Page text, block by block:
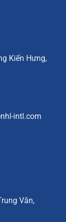
Kiến Hưng,
intl.com
Văn,